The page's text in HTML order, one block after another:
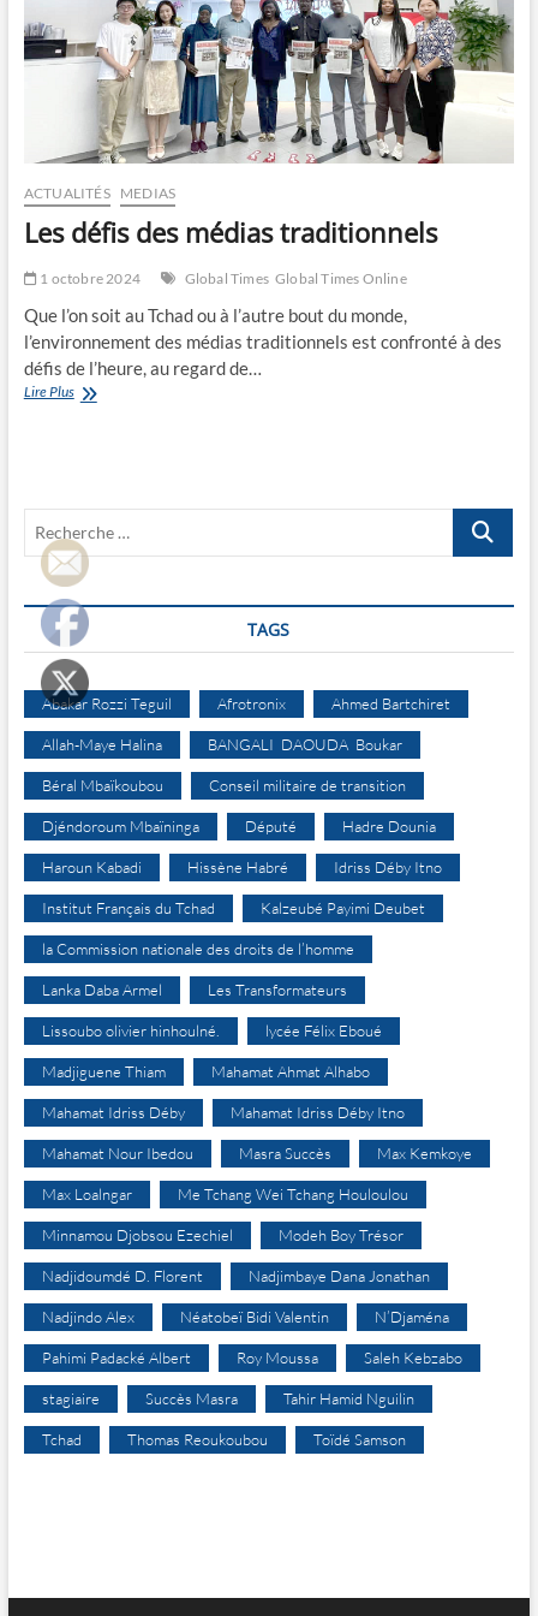
ACTUALITÉS MEDIAS
Les défis des médias traditionnels
1 octobre 2024 Global Times Global Times Online
Que l’on soit au Tchad ou à l’autre bout du monde,
l’environnement des médias traditionnels est confronté à des
défis de l’heure, au regard de…
Lire PlusLes
Recherche
TAGS
Abakar Rozzi Teguil Afrotronix Ahmed Bartchiret
Allah-Maye Halina BANGALI DAOUDA Boukar
Béral Mbaïkoubou Conseil militaire de transition
Djéndoroum Mbaïninga Député Hadre Dounia
Haroun Kabadi Hissène Habré Idriss Déby Itno
Institut Français du Tchad Kalzeubé Payimi Deubet
la Commission nationale des droits de l’homme
Lanka Daba Armel Les Transformateurs
Lissoubo olivier hinhoulné. lycée Félix Eboué
Madjiguene Thiam Mahamat Ahmat Alhabo
Mahamat Idriss Déby Mahamat Idriss Déby Itno
Mahamat Nour Ibedou Masra Succès Max Kemkoye
Max Loalngar Me Tchang Wei Tchang Houloulou
Minnamou Djobsou Ezechiel Modeh Boy Trésor
Nadjidoumdé D. Florent Nadjimbaye Dana Jonathan
Nadjindo Alex Néatobeï Bidi Valentin N’Djaména
Pahimi Padacké Albert Roy Moussa Saleh Kebzabo
stagiaire Succès Masra Tahir Hamid Nguilin
Tchad Thomas Reoukoubou Toïdé Samson